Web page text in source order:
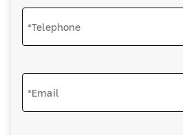
*Telephone
*Email